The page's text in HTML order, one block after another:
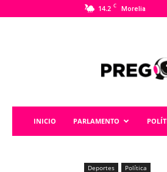
14.2 C Morelia
INICIO PARLAMENTO
Deportes Política